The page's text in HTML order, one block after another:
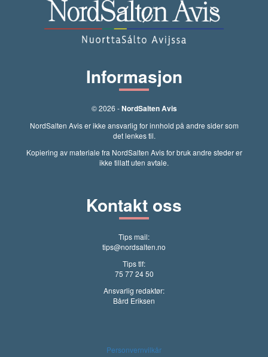
Informasjon
© 2026 -NordSalten Avis
NordSalten Avis er ikke ansvarlig for innhold på andre sider som
det lenkes til.
Kopiering av materiale fra NordSalten Avis for bruk andre steder er
ikke tillatt uten avtale.
Kontakt oss
Tips mail:
tips@nordsalten.no
Tips tlf:
75 77 24 50
Ansvarlig redaktør:
Bård Eriksen
Personvernvilkår